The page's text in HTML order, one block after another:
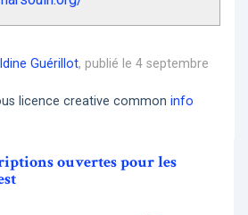
Guérillot, publié le 4 septembre
licence creative common info
ouvertes pour les